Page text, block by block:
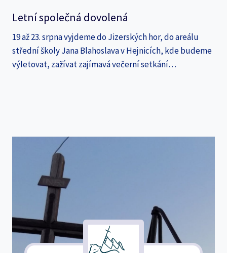
Letní společná dovolená
19 až 23. srpna vyjdeme do Jizerských hor, do areálu
střední školy Jana Blahoslava v Hejnicích, kde budeme
výletovat, zažívat zajímavá večerní setkání…